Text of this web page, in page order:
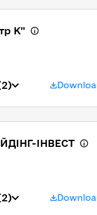
К"
ІНВЕСТ